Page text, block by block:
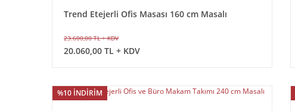
Trend Etejerli Ofis Masası 160 cm Masalı
23.600,00 TL + KDV
20.060,00 TL + KDV
%10 İNDİRİM